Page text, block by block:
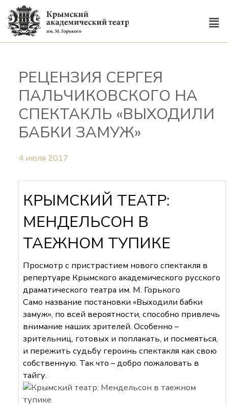
РЕЦЕНЗИЯ СЕРГЕЯ
ПАЛЬЧИКОВСКОГО НА
СПЕКТАКЛЬ «ВЫХОДИЛИ
БАБКИ ЗАМУЖ»
4 июля 2017
КРЫМСКИЙ ТЕАТР:
МЕНДЕЛЬСОН В
ТАЕЖНОМ ТУПИКЕ
Просмотр с пристрастием нового спектакля в
репертуаре Крымского академического русского
драматического театра им. М. Горького
Само название постановки «Выходили бабки
замуж», по всей вероятности, способно привлечь
внимание наших зрителей. Особенно –
зрительниц, готовых и поплакать, и посмеяться,
и пережить судьбу героинь спектакля как свою
собственную. Так что – добро пожаловать в
тайгу.